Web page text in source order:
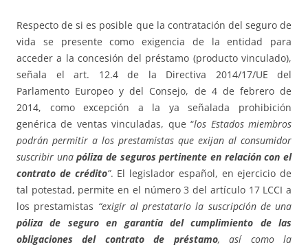
Respecto de si es posible que la contratación del seguro de
vida se presente como exigencia de la entidad para
acceder a la concesión del préstamo (producto vinculado),
señala el art. 12.4 de la Directiva 2014/17/UE del
Parlamento Europeo y del Consejo, de 4 de febrero de
2014, como excepción a la ya señalada prohibición
genérica de ventas vinculadas, que “los Estados miembros
podrán permitir a los prestamistas que exijan al consumidor
suscribir unapóliza de seguros pertinente en relación con el
contrato de crédito”. El legislador español, en ejercicio de
tal potestad, permite en el número 3 del artículo 17 LCCI a
los prestamistas “exigir al prestatario la suscripción de una
póliza de seguro en garantía del cumplimiento de las
obligaciones del contrato de préstamo, así como la